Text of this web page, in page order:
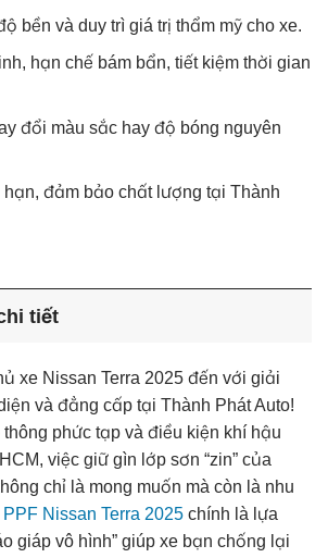
bền và duy trì giá trị thẩm mỹ cho xe.
hạn chế bám bẩn, tiết kiệm thời gian
đổi màu sắc hay độ bóng nguyên
hạn, đảm bảo chất lượng tại Thành
tiết
xe Nissan Terra 2025 đến với giải
và đẳng cấp tại Thành Phát Auto!
phức tạp và điều kiện khí hậu
việc giữ gìn lớp sơn “zin” của
chỉ là mong muốn mà còn là nhu
PPF Nissan Terra 2025 chính là lựa
giáp vô hình” giúp xe bạn chống lại